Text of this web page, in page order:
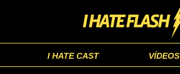
I HATE CAST VÍDEOS